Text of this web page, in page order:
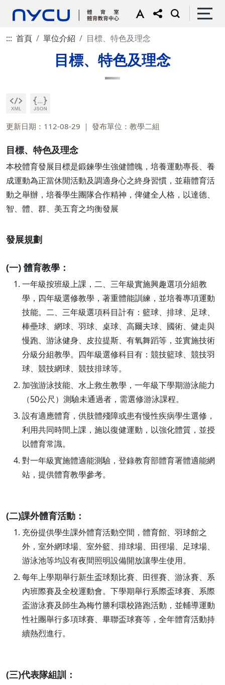
::: 首頁 單位介紹 目標、特色及理念
目標、特色及理念
更新日期：112-08-29 發布單位：教學二組
目標、特色及理念
本校體育發展目標是鍛鍊學生強健體魄，培養運動專長、養
成運動為正當休閒活動及調適身心之終身習慣，並藉體育活
動之舉辦，培養學生團隊合作精神，俾健全人格，以達德、
智、體、群、美五育之均衡發展
發展規劃
(一) 體育教學：
一年級按班級上課，二、三年級實施興趣選項分組教
學，四年級選修教學，著重體能訓練，並培養專項運動
技能。二、三年級選項科目計有：籃球、排球、足球、
棒壘球、網球、羽球、桌球、高爾夫球、國術、健走與
慢跑、游泳健身、皮拉提斯、有氧舞蹈等，並實施技術
分級分組教學。四年級選修科目有：競技籃球、競技羽
球、競技網球、競技排球等。
加強游泳技能、水上救生教學，一年級下學期游泳能力
（50公尺）測驗未通過者，需選修游泳課程。
設有適應體育，供肢體殘障或患有慢性疾病學生選修，
利用共同時間上課，施以復健運動，以強化體質，並授
以體育常識。
對一年級實施體適能測驗，登錄教育部體育署體適能網
站，提供體育教學參考。
(二)課外體育活動：
充份提供學生課外體育活動空間，體育館、羽球館之
外，室外網球場、室外籃、排球場、田徑場、足球場、
游泳池等均設有夜間照明設備開放讓學生使用。
每年上學期舉行新生盃球類比賽、田徑賽、游泳賽、系
內班際賽及全校運動會。下學期舉行系際盃球賽、系際
盃游泳賽及師生為梅竹勝利環校路跑活動，並輔導運動
性社團舉行多項球賽、畢聯盃球賽等，全年體育活動持
續熱烈進行。
(三)代表隊組訓：